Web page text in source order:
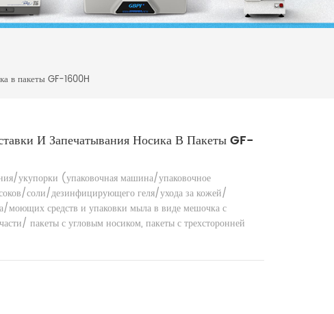
в пакеты GF-1600H
И Запечатывания Носика В Пакеты GF-
укупорки (упаковочная машина/упаковочное
соли/дезинфицирующего геля/ухода за кожей/
моющих средств и упаковки мыла в виде мешочка с
пакеты с угловым носиком, пакеты с трехсторонней